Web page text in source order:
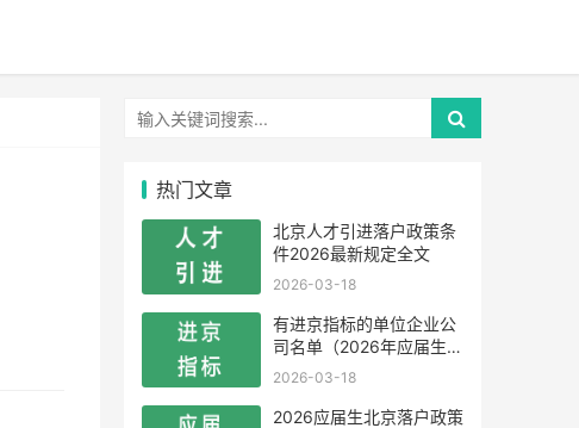
热门文章
北京人才引进落户政策条
件2026最新规定全文
2026-03-18
有进京指标的单位企业公
司名单（2026年应届生留
学生）
2026-03-18
2026应届生北京落户政策